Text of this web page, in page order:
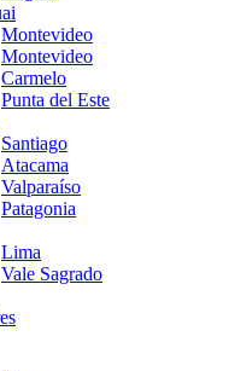
Montevideo
Montevideo
Carmelo
Punta del Este
Santiago
Atacama
Valparaíso
Patagonia
Lima
Vale Sagrado